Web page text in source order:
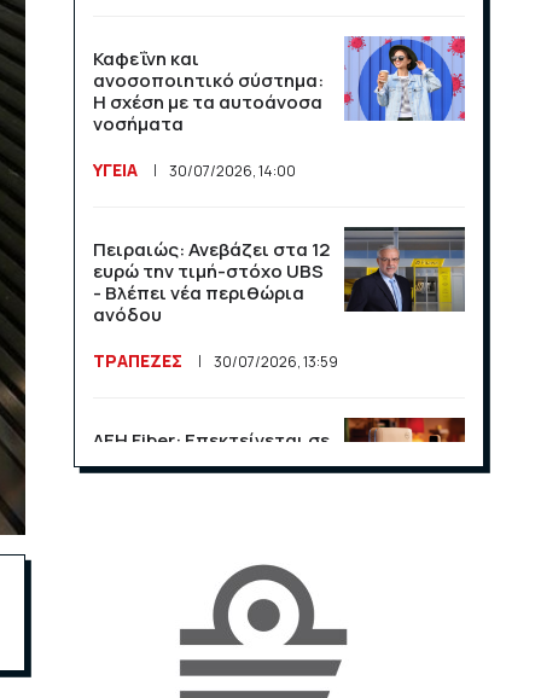
Καφεΐνη και
ανοσοποιητικό σύστημα:
Η σχέση με τα αυτοάνοσα
νοσήματα
ΥΓΕΙΑ 30/07/2026, 14:00
Πειραιώς: Ανεβάζει στα 12
ευρώ την τιμή-στόχο UBS
- Βλέπει νέα περιθώρια
ανόδου
ΤΡΑΠΕΖΕΣ 30/07/2026, 13:59
ΔΕΗ Fiber: Επεκτείνεται σε
15 νέες περιοχές σε Αττική
«Η ακρίβεια «γονατίζει»
την κοινωνία - Νέα μεγάλη
έρευνα της Pulse για το